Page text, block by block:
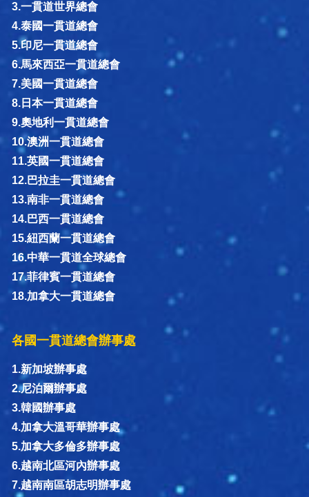
3.一貫道世界總會
4.泰國一貫道總會
5.印尼一貫道總會
6.馬來西亞一貫道總會
7.美國一貫道總會
8.日本一貫道總會
9.奧地利一貫道總會
10.澳洲一貫道總會
11.英國一貫道總會
12.巴拉圭一貫道總會
13.南非一貫道總會
14.巴西一貫道總會
15.紐西蘭一貫道總會
16.中華一貫道全球總會
17.菲律賓一貫道總會
18.加拿大一貫道總會
各國一貫道總會辦事處
1.新加坡辦事處
2.尼泊爾辦事處
3.韓國辦事處
4.加拿大溫哥華辦事處
5.加拿大多倫多辦事處
6.越南北區河內辦事處
7.越南南區胡志明辦事處